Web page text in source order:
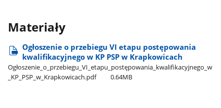
Materiały
Ogłoszenie o przebiegu VI etapu postępowania
kwalifikacyjnego w KP PSP w Krapkowicach
Ogłoszenie​_o​_przebiegu​_VI​_etapu​_postępowania​_kwalifikacyjnego​_w​
_KP​_PSP​_w​_Krapkowicach.pdf
0.64MB